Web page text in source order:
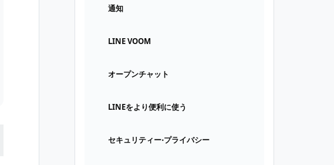
通知
LINE VOOM
オープンチャット
LINEをより便利に使う
セキュリティー⋅プライバシー